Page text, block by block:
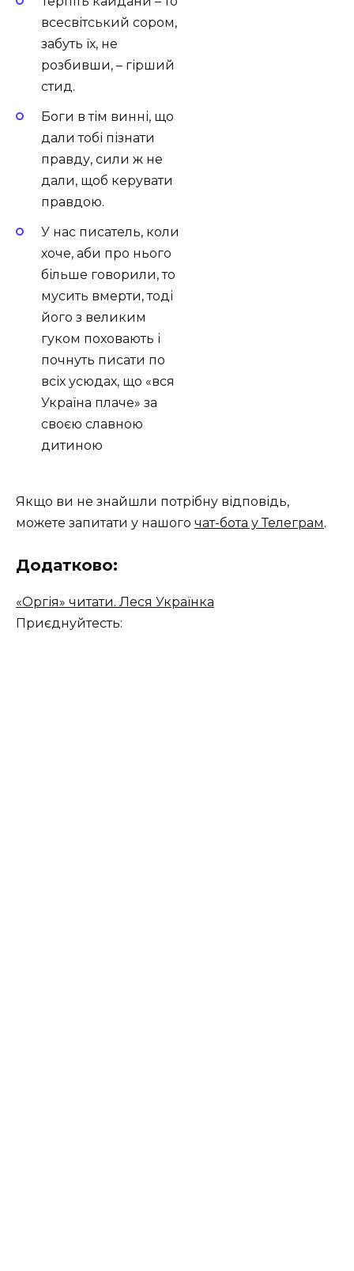
всесвітський сором,
забуть їх, не
розбивши, – гірший
стид.
Боги в тім винні, що
дали тобі пізнати
правду, сили ж не
дали, щоб керувати
правдою.
У нас писатель, коли
хоче, аби про нього
більше говорили, то
мусить вмерти, тоді
його з великим
гуком поховають і
почнуть писати по
всіх усюдах, що «вся
Україна плаче» за
своєю славною
дитиною
Якщо ви не знайшли потрібну відповідь,
можете запитати у нашого чат-бота у Телеграм.
Додатково:
«Оргія» читати. Леся Українка
Приєднуйтесть: